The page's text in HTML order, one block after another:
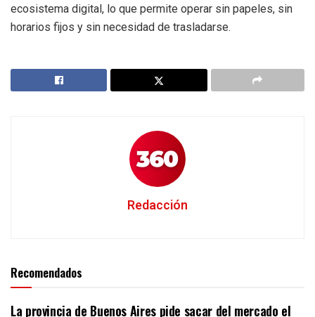
ecosistema digital, lo que permite operar sin papeles, sin
horarios fijos y sin necesidad de trasladarse.
Redacción
Recomendados
La provincia de Buenos Aires pide sacar del mercado el